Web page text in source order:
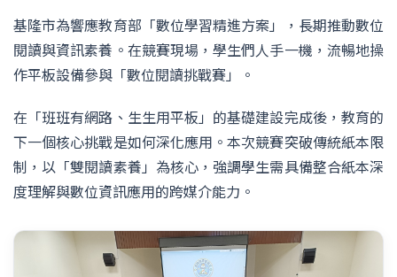
基隆市為響應教育部「數位學習精進方案」，長期推動數位
閱讀與資訊素養。在競賽現場，學生們人手一機，流暢地操
作平板設備參與「數位閱讀挑戰賽」。
在「班班有網路、生生用平板」的基礎建設完成後，教育的
下一個核心挑戰是如何深化應用。本次競賽突破傳統紙本限
制，以「雙閱讀素養」為核心，強調學生需具備整合紙本深
度理解與數位資訊應用的跨媒介能力。